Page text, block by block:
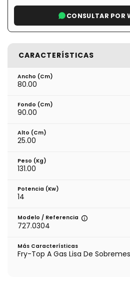
CONSULTAR POR
CARACTERÍSTICAS
Ancho (cm)
80.00
Fondo (cm)
90.00
Alto (cm)
25.00
Peso (kg)
131.00
Potencia (Kw)
14
Modelo / Referencia
727.0304
Más Características
Fry-Top A Gas Lisa De